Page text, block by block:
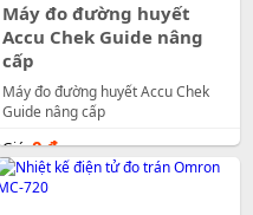
Máy đo đường huyết
Accu Chek Guide nâng
cấp
Máy đo đường huyết Accu Chek
Guide nâng cấp
Giá:0đ